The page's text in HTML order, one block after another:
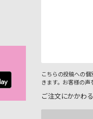
こちらの投稿への
きます。お客様の声
ご注文にかかわ